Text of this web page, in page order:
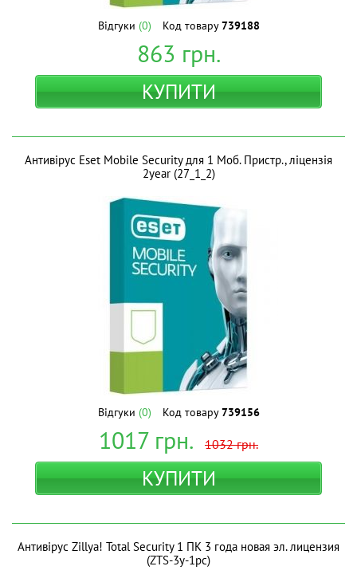
Відгуки (0) Код товару739188
863 грн.
КУПИТИ
Антивірус Eset Mobile Security для 1 Моб. Пристр., ліцензія
2year (27_1_2)
Відгуки (0) Код товару739156
1017грн. 1032грн.
КУПИТИ
Антивірус Zillya! Total Security 1 ПК 3 года новая эл. лицензия
(ZTS-3y-1pc)